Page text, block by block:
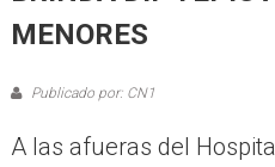
MENORES
Publicado por: CN1
A las afueras del